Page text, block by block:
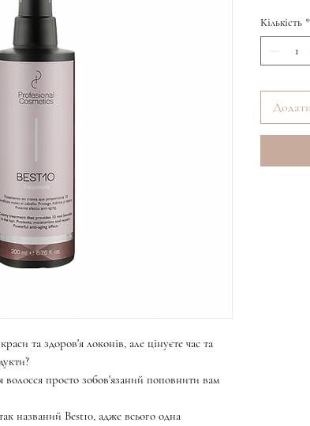
та здоров'я локонів, але цінуєте час та
волосся просто зобов'язаний поповнити вам
названий Best10, адже всього одна
Кількість *